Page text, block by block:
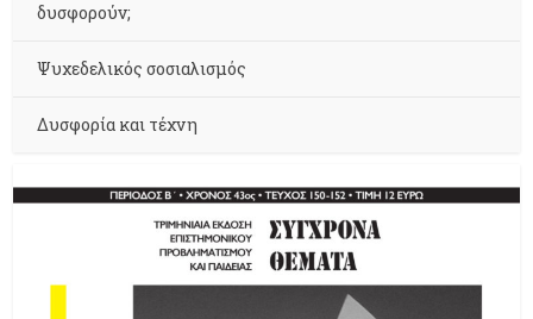
δυσφορούν;
Ψυχεδελικός σοσιαλισμός
Δυσφορία και τέχνη